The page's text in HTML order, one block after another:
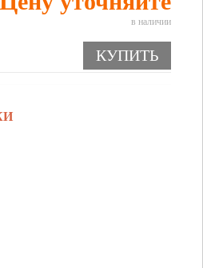
в наличии
КУПИТЬ